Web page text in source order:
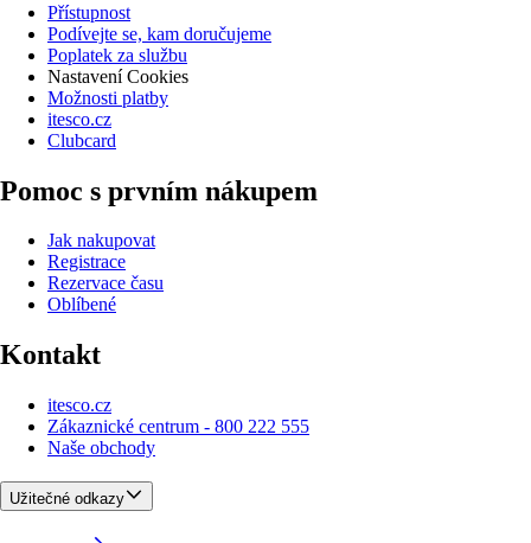
Přístupnost
Podívejte se, kam doručujeme
Poplatek za službu
Nastavení Cookies
Možnosti platby
itesco.cz
Clubcard
Pomoc s prvním nákupem
Jak nakupovat
Registrace
Rezervace času
Oblíbené
Kontakt
itesco.cz
Zákaznické centrum - 800 222 555
Naše obchody
Užitečné odkazy